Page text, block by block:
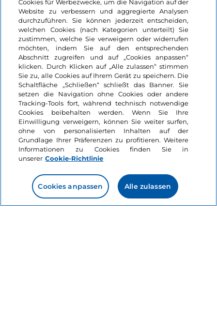
Like
50 Giorni di Cinema in
Florenz
Toskana, Florenz
Un Parco di Musica
storie
Toskana, Pratolino
Informationen über die Seite
Cookies für Werbezwecke, um die Navigation auf der
Website zu verbessern und aggregierte Analysen
durchzuführen. Sie können jederzeit entscheiden,
welchen Cookies (nach Kategorien unterteilt) Sie
zustimmen, welche Sie verweigern oder widerrufen
möchten, indem Sie auf den entsprechenden
Abschnitt zugreifen und auf „Cookies anpassen“
klicken. Durch Klicken auf „Alle zulassen“ stimmen
Sie zu, alle Cookies auf Ihrem Gerät zu speichern. Die
Schaltfläche „Schließen“ schließt das Banner. Sie
setzen die Navigation ohne Cookies oder andere
Tracking-Tools fort, während technisch notwendige
Cookies beibehalten werden. Wenn Sie Ihre
Einwilligung verweigern, können Sie weiter surfen,
ohne von personalisierten Inhalten auf der
Grundlage Ihrer Präferenzen zu profitieren. Weitere
Informationen zu Cookies finden Sie in
unserer Cookie-Richtlinie
Cookies anpassen Alle zulassen